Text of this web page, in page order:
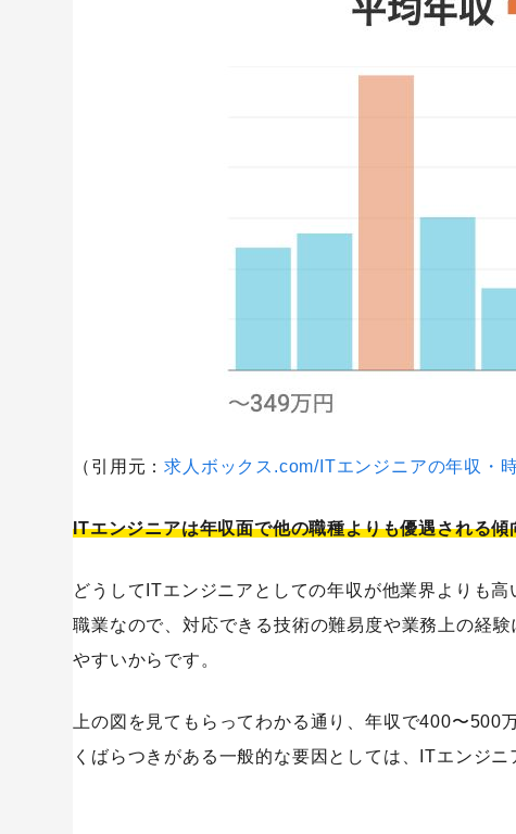
（引用元：求人ボックス.com/ITエンジニアの年収・
ITエンジニアは年収面で他の職種よりも優遇される傾
どうしてITエンジニアとしての年収が他業界よりも
職業なので、対応できる技術の難易度や業務上の経
やすいからです。
上の図を見てもらってわかる通り、年収で400〜
くばらつきがある一般的な要因としては、ITエンジ